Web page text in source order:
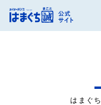
はまぐ